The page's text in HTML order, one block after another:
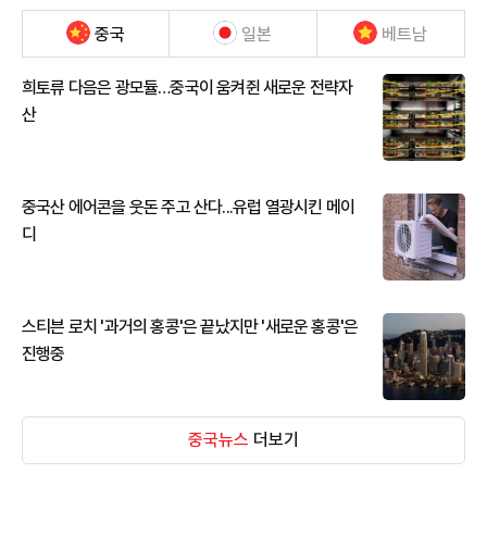
중국 일본 베트남
희토류 다음은 광모듈…중국이 움켜쥔 새로운 전략자
산
중국산 에어콘을 웃돈 주고 산다...유럽 열광시킨 메이
디
스티븐 로치 '과거의 홍콩'은 끝났지만 '새로운 홍콩'은
진행중
중국뉴스 더보기